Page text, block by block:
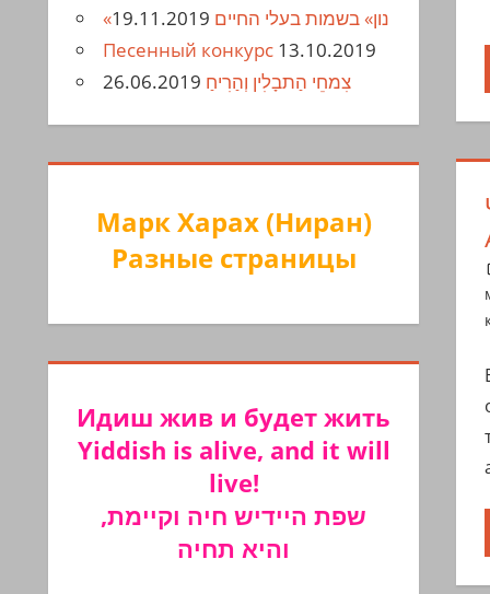
«נון» בשמות בעלי החיים 19.11.2019
Песенный конкурс 13.10.2019
צִמחֵי הַתבָלִין וְהַרִיחַ 26.06.2019
Марк Харах (Ниран)
Разные страницы
Идиш жив и будет жить
Yiddish is alive, and it will
live!
שפת היידיש חיה וקיימת,
והיא תחיה